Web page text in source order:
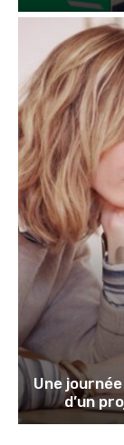
Une
d’un